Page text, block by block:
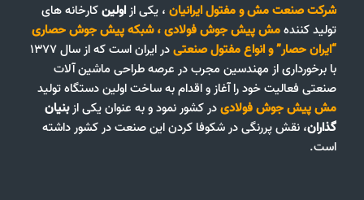
شرکت صنعت مش و مفتول ایرانیان، یکی ازاولینکارخانه های
تولید کنندهمش پیش جوش فولادی،شبکه پیش جوش حصاری
“ایران حصار”وانواع مفتول صنعتی
در ایران است که از سال ۱۳۷۷
با برخورداری از مهندسین مجرب در عرصه طراحی ماشین آلات
صنعتی فعالیت خود را آغاز و اقدام به ساخت اولین دستگاه تولید
مش پیش جوش فولادیدر کشور نمود و به عنوان یکی ازبنیان
گذاران، نقش پررنگی در شکوفا کردن این صنعت در کشور داشته
است.